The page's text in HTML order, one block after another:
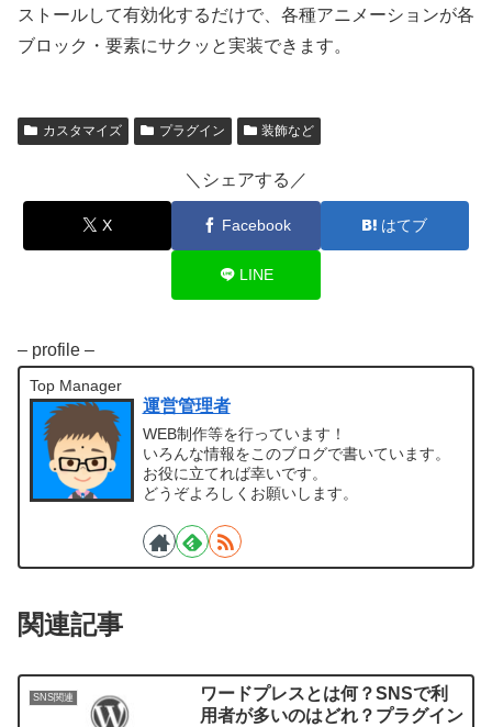
ストールして有効化するだけで、各種アニメーションが各
ブロック・要素にサクッと実装できます。
カスタマイズ プラグイン 装飾など
＼シェアする／
X Facebook はてブ
LINE
– profile –
Top Manager
運営管理者
WEB制作等を行っています！
いろんな情報をこのブログで書いています。
お役に立てれば幸いです。
どうぞよろしくお願いします。
関連記事
SNS関連
ワードプレスとは何？SNSで利
用者が多いのはどれ？プラグイン